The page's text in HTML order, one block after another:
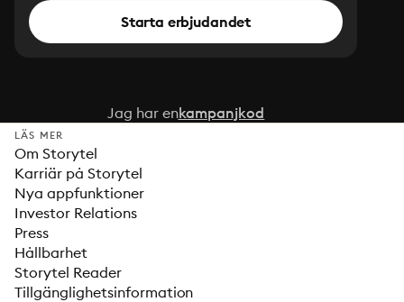
Starta erbjudandet
Jag har enkampanjkod
LÄS MER
Om Storytel
Karriär på Storytel
Nya appfunktioner
Investor Relations
Press
Hållbarhet
Storytel Reader
Tillgänglighetsinformation